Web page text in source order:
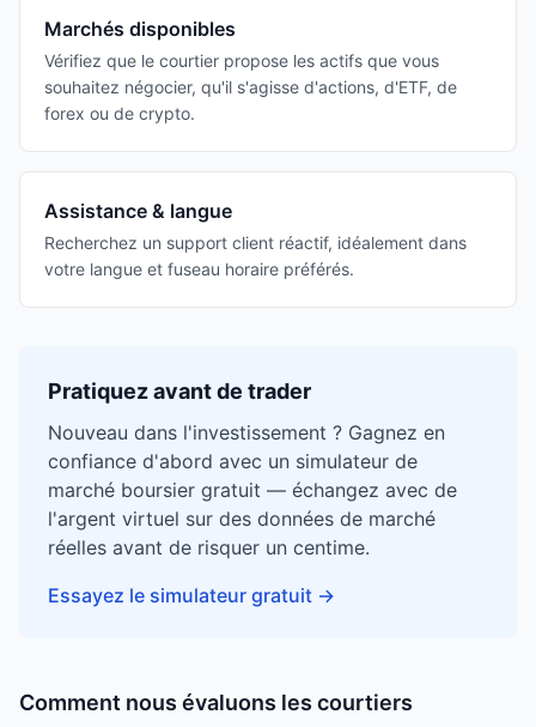
Marchés disponibles
Vérifiez que le courtier propose les actifs que vous
souhaitez négocier, qu'il s'agisse d'actions, d'ETF, de
forex ou de crypto.
Assistance & langue
Recherchez un support client réactif, idéalement dans
votre langue et fuseau horaire préférés.
Pratiquez avant de trader
Nouveau dans l'investissement ? Gagnez en
confiance d'abord avec un simulateur de
marché boursier gratuit — échangez avec de
l'argent virtuel sur des données de marché
réelles avant de risquer un centime.
Essayez le simulateur gratuit →
Comment nous évaluons les courtiers